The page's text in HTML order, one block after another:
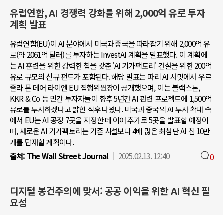
유럽연합, AI 경쟁력 강화를 위해 2,000억 유로 투자
계획 발표
유럽연합(EU)이 AI 분야에서 미국과 중국을 따라잡기 위해 2,000억 유
로(약 2061억 달러)를 투자하는 InvestAI 계획을 발표했다. 이 계획에
는 AI 훈련을 위한 강력한 칩을 갖춘 'AI 기가팩토리' 건설을 위한 200억
유로 규모의 신규 펀드가 포함된다. 해당 발표는 파리 AI 서밋에서 우르
줄라 폰 데어 라이엔 EU 집행위원장이 공개했으며, 이는 블랙스톤,
KKR & Co 등 민간 투자자들이 향후 5년간 AI 관련 프로젝트에 1,500억
유로를 투자하겠다고 밝힌 직후 나왔다. 미국과 중국의 AI 투자 확대 속
에서 EU는 AI 공장 7곳을 지정한 데 이어 추가로 5곳을 발표할 예정이
며, 새로운 AI 기가팩토리는 기존 시설보다 4배 많은 최첨단 AI 칩 10만
개를 탑재할 계획이다.
출처: The Wall Street Journal 2025.02.13. 12:40 0
디지털 봉건주의에 맞서: 공공 이익을 위한 AI 혁신 필
요성